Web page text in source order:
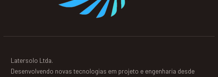
Latersolo Ltda.
Desenvolvendo novas tecnologias em projeto e engenharia desde